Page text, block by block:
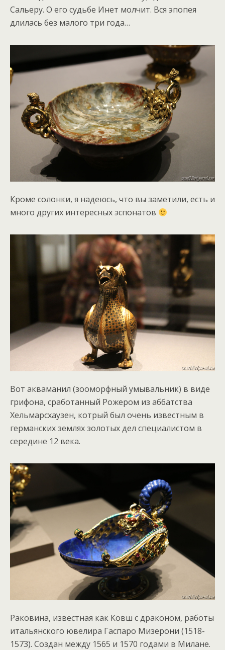
Сальеру. О его судьбе Инет молчит. Вся эпопея
длилась без малого три года…
Кроме солонки, я надеюсь, что вы заметили, есть и
много других интересных эспонатов
Вот акваманил (зооморфный умывальник) в виде
грифона, сработанный Рожером из аббатства
Хельмарсхаузен, котрый был очень известным в
германских землях золотых дел специалистом в
середине 12 века.
Раковина, известная как Ковш с драконом, работы
итальянского ювелира Гаспаро Мизерони (1518-
1573). Создан между 1565 и 1570 годами в Милане.